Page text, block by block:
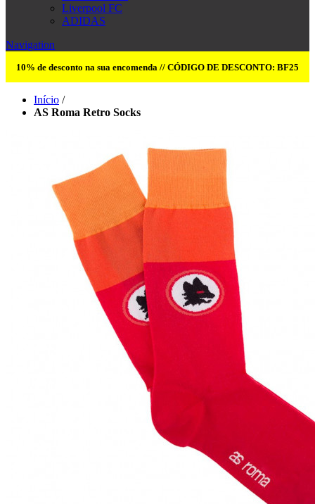
Liverpool FC
ADIDAS
Navigation
10% de desconto na sua encomenda // CÓDIGO DE DESCONTO: BF25
Início /
AS Roma Retro Socks